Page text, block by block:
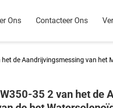
Ons Contacteer Ons
de Aandrijvingsmessing van het
35 2 van het de